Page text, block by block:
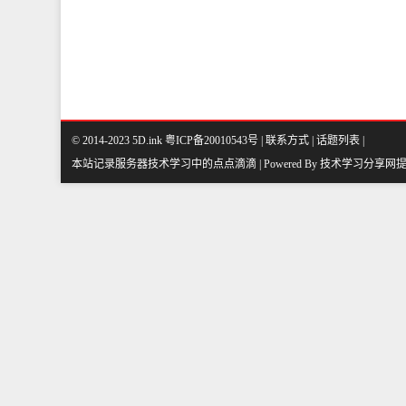
© 2014-2023 5D.ink 粤ICP备20010543号 联系方式 话题列表
本站记录服务器技术学习中的点点滴滴 | Powered By 技术学习分享网